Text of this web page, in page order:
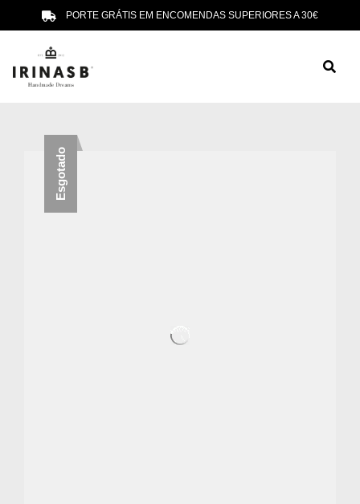
PORTE GRÁTIS EM ENCOMENDAS SUPERIORES A 30€
Esgotado